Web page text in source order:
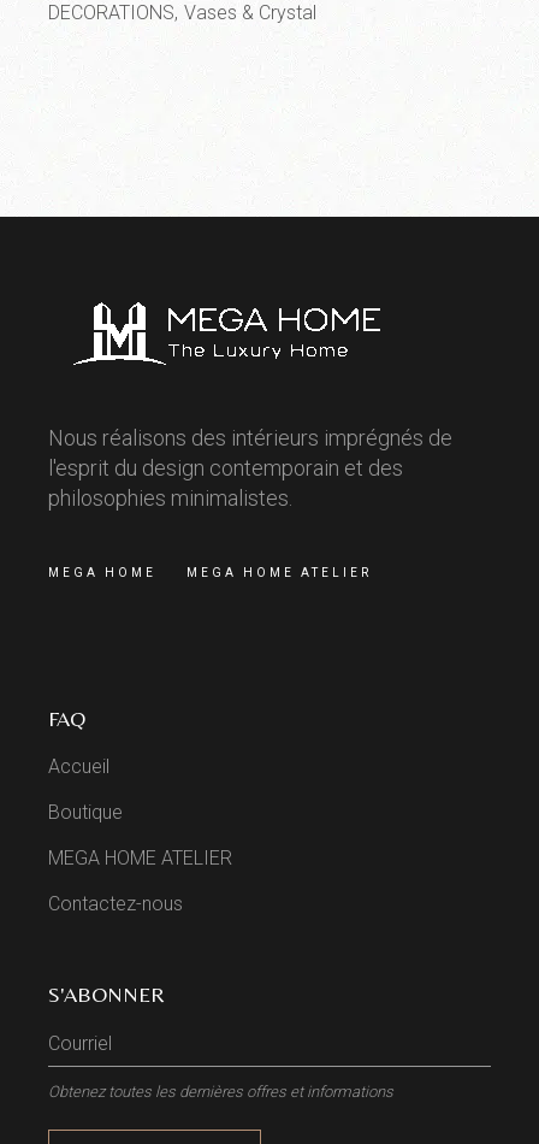
DECORATIONS Vases & Crystal
Nous réalisons des intérieurs imprégnés de
l'esprit du design contemporain et des
philosophies minimalistes.
MEGA HOME MEGA HOME ATELIER
FAQ
Accueil
Boutique
MEGA HOME ATELIER
Contactez-nous
S'ABONNER
Obtenez toutes les dernières offres et informations